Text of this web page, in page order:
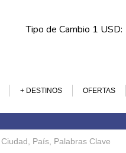
Tipo de Cambio 1 USD:
+ DESTINOS OFERTAS